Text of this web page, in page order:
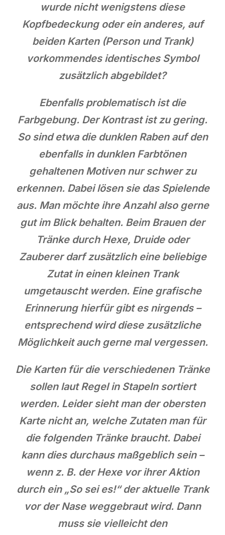
wurde nicht wenigstens diese
Kopfbedeckung oder ein anderes, auf
beiden Karten (Person und Trank)
vorkommendes identisches Symbol
zusätzlich abgebildet?
Ebenfalls problematisch ist die
Farbgebung. Der Kontrast ist zu gering.
So sind etwa die dunklen Raben auf den
ebenfalls in dunklen Farbtönen
gehaltenen Motiven nur schwer zu
erkennen. Dabei lösen sie das Spielende
aus. Man möchte ihre Anzahl also gerne
gut im Blick behalten. Beim Brauen der
Tränke durch Hexe, Druide oder
Zauberer darf zusätzlich eine beliebige
Zutat in einen kleinen Trank
umgetauscht werden. Eine grafische
Erinnerung hierfür gibt es nirgends –
entsprechend wird diese zusätzliche
Möglichkeit auch gerne mal vergessen.
Die Karten für die verschiedenen Tränke
sollen laut Regel in Stapeln sortiert
werden. Leider sieht man der obersten
Karte nicht an, welche Zutaten man für
die folgenden Tränke braucht. Dabei
kann dies durchaus maßgeblich sein –
wenn z. B. der Hexe vor ihrer Aktion
durch ein „So sei es!“ der aktuelle Trank
vor der Nase weggebraut wird. Dann
muss sie vielleicht den